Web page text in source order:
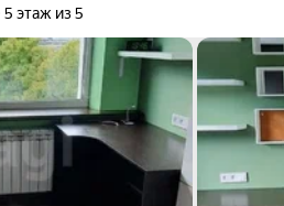
5 этаж из 5